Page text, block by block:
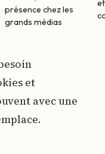
présence chez les
grands médias
et
avec une